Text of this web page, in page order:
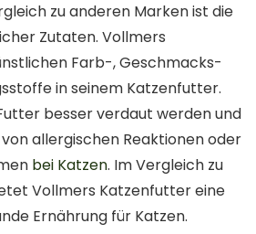
zu anderen Marken ist die
Zutaten. Vollmers
Farb-, Geschmacks-
in seinem Katzenfutter.
besser verdaut werden und
allergischen Reaktionen oder
bei Katzen. Im Vergleich zu
Vollmers Katzenfutter eine
Ernährung für Katzen.